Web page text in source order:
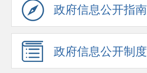
政府信息公开指南
政府信息公开制度